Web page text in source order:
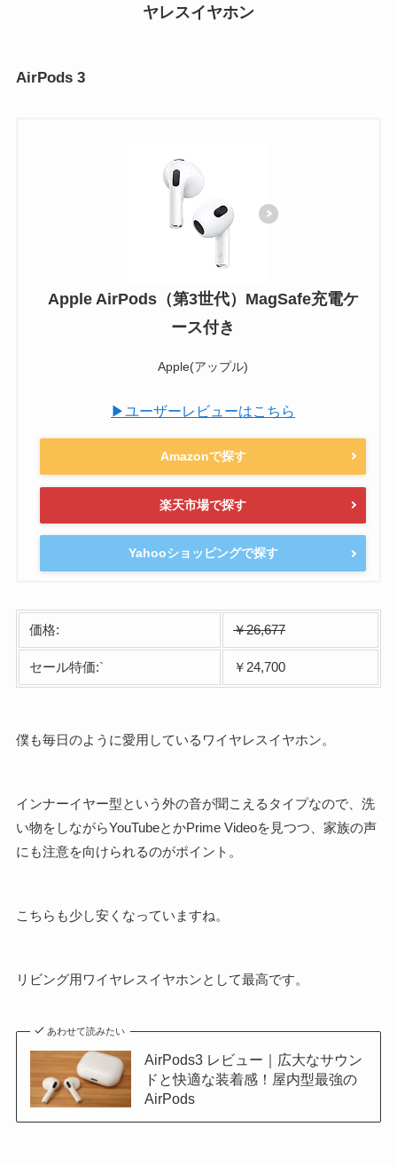
ヤレスイヤホン
AirPods 3
Apple AirPods（第3世代）MagSafe充電ケ
ース付き
Apple(アップル)
▶ユーザーレビューはこちら
Amazonで探す
楽天市場で探す
Yahooショッピングで探す
価格: ￥26,677
セール特価:` ￥24,700
僕も毎日のように愛用しているワイヤレスイヤホン。
インナーイヤー型という外の音が聞こえるタイプなので、洗
い物をしながらYouTubeとかPrime Videoを見つつ、家族の声
にも注意を向けられるのがポイント。
こちらも少し安くなっていますね。
リビング用ワイヤレスイヤホンとして最高です。
あわせて読みたい
AirPods3 レビュー｜広大なサウン
ドと快適な装着感！屋内型最強の
AirPods